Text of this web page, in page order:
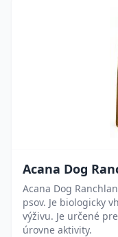
Acana Dog
Acana Dog
psov. Je biologicky
výživu. Je určené
úrovne aktivity.